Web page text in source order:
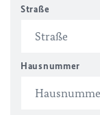
Straße
Hausnummer